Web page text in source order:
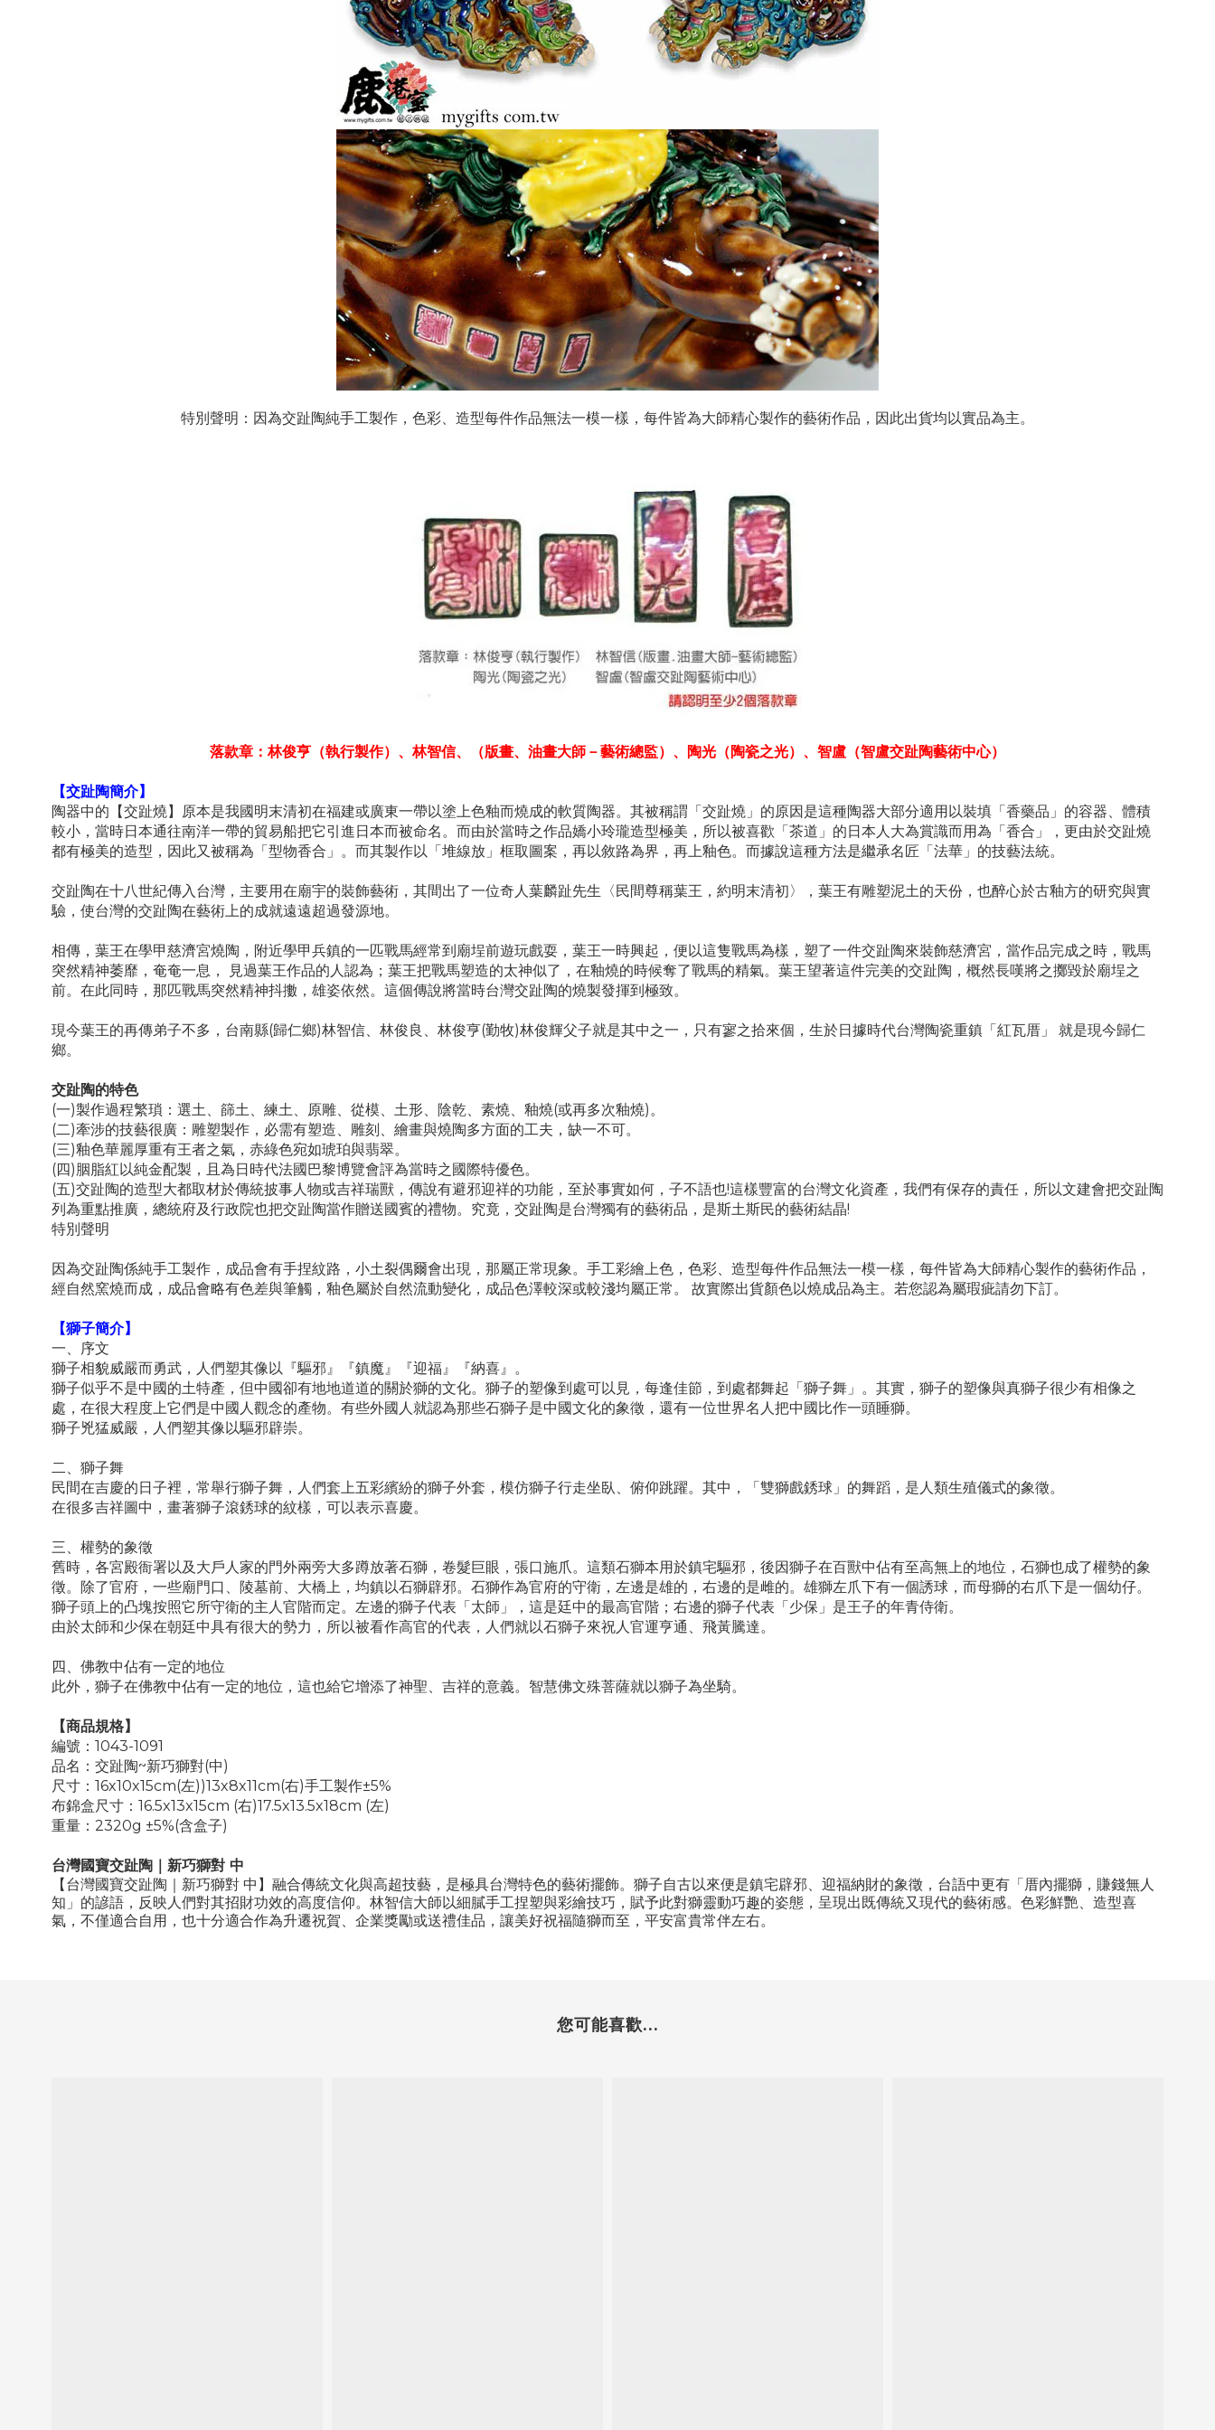
特別聲明：因為交趾陶純手工製作，色彩、造型每件作品無法一模一樣，每件皆為大師精心製作的藝術作品，因此出貨均以實品為主。
落款章：林俊亨（執行製作）、林智信、（版畫、油畫大師－藝術總監）、陶光（陶瓷之光）、智盧（智盧交趾陶藝術中心）
【交趾陶簡介】
陶器中的【交趾燒】原本是我國明末清初在福建或廣東一帶以塗上色釉而燒成的軟質陶器。其被稱謂「交趾燒」的原因是這種陶器大部分適用以裝填「香藥品」的容器、體積
較小，當時日本通往南洋一帶的貿易船把它引進日本而被命名。而由於當時之作品嬌小玲瓏造型極美，所以被喜歡「茶道」的日本人大為賞識而用為「香合」，更由於交趾燒
都有極美的造型，因此又被稱為「型物香合」。而其製作以「堆線放」框取圖案，再以敘路為界，再上釉色。而據說這種方法是繼承名匠「法華」的技藝法統。
交趾陶在十八世紀傳入台灣，主要用在廟宇的裝飾藝術，其間出了一位奇人葉麟趾先生〈民間尊稱葉王，約明末清初〉，葉王有雕塑泥土的天份，也醉心於古釉方的研究與實
驗，使台灣的交趾陶在藝術上的成就遠遠超過發源地。
相傳，葉王在學甲慈濟宮燒陶，附近學甲兵鎮的一匹戰馬經常到廟埕前遊玩戲耍，葉王一時興起，便以這隻戰馬為樣，塑了一件交趾陶來裝飾慈濟宮，當作品完成之時，戰馬
突然精神萎靡，奄奄一息， 見過葉王作品的人認為；葉王把戰馬塑造的太神似了，在釉燒的時候奪了戰馬的精氣。葉王望著這件完美的交趾陶，概然長嘆將之擲毀於廟埕之
前。在此同時，那匹戰馬突然精神抖擻，雄姿依然。這個傳說將當時台灣交趾陶的燒製發揮到極致。
現今葉王的再傳弟子不多，台南縣(歸仁鄉)林智信、林俊良、林俊亨(勤牧)林俊輝父子就是其中之一，只有寥之拾來個，生於日據時代台灣陶瓷重鎮「紅瓦厝」 就是現今歸仁
鄉。
交趾陶的特色
(一)製作過程繁瑣：選土、篩土、練土、原雕、從模、土形、陰乾、素燒、釉燒(或再多次釉燒)。
(二)牽涉的技藝很廣：雕塑製作，必需有塑造、雕刻、繪畫與燒陶多方面的工夫，缺一不可。
(三)釉色華麗厚重有王者之氣，赤綠色宛如琥珀與翡翠。
(四)胭脂紅以純金配製，且為日時代法國巴黎博覽會評為當時之國際特優色。
(五)交趾陶的造型大都取材於傳統披事人物或吉祥瑞獸，傳說有避邪迎祥的功能，至於事實如何，子不語也!這樣豐富的台灣文化資產，我們有保存的責任，所以文建會把交趾陶
列為重點推廣，總統府及行政院也把交趾陶當作贈送國賓的禮物。究竟，交趾陶是台灣獨有的藝術品，是斯土斯民的藝術結晶!
特別聲明
因為交趾陶係純手工製作，成品會有手捏紋路，小土裂偶爾會出現，那屬正常現象。手工彩繪上色，色彩、造型每件作品無法一模一樣，每件皆為大師精心製作的藝術作品，
經自然窯燒而成，成品會略有色差與筆觸，釉色屬於自然流動變化，成品色澤較深或較淺均屬正常。 故實際出貨顏色以燒成品為主。若您認為屬瑕疵請勿下訂。
【獅子簡介】
一、序文
獅子相貌威嚴而勇武，人們塑其像以『驅邪』『鎮魔』『迎福』『納喜』。
獅子似乎不是中國的土特產，但中國卻有地地道道的關於獅的文化。獅子的塑像到處可以見，每逢佳節，到處都舞起「獅子舞」。其實，獅子的塑像與真獅子很少有相像之
處，在很大程度上它們是中國人觀念的產物。有些外國人就認為那些石獅子是中國文化的象徵，還有一位世界名人把中國比作一頭睡獅。
獅子兇猛威嚴，人們塑其像以驅邪辟崇。
二、獅子舞
民間在吉慶的日子裡，常舉行獅子舞，人們套上五彩繽紛的獅子外套，模仿獅子行走坐臥、俯仰跳躍。其中，「雙獅戲銹球」的舞蹈，是人類生殖儀式的象徵。
在很多吉祥圖中，畫著獅子滾銹球的紋樣，可以表示喜慶。
三、權勢的象徵
舊時，各宮殿衙署以及大戶人家的門外兩旁大多蹲放著石獅，卷髮巨眼，張口施爪。這類石獅本用於鎮宅驅邪，後因獅子在百獸中佔有至高無上的地位，石獅也成了權勢的象
徵。除了官府，一些廟門口、陵墓前、大橋上，均鎮以石獅辟邪。石獅作為官府的守衛，左邊是雄的，右邊的是雌的。雄獅左爪下有一個誘球，而母獅的右爪下是一個幼仔。
獅子頭上的凸塊按照它所守衛的主人官階而定。左邊的獅子代表「太師」，這是廷中的最高官階；右邊的獅子代表「少保」是王子的年青侍衛。
由於太師和少保在朝廷中具有很大的勢力，所以被看作高官的代表，人們就以石獅子來祝人官運亨通、飛黃騰達。
四、佛教中佔有一定的地位
此外，獅子在佛教中佔有一定的地位，這也給它增添了神聖、吉祥的意義。智慧佛文殊菩薩就以獅子為坐騎。
【商品規格】
編號：1043-1091
品名：交趾陶~新巧獅對(中)
尺寸：16x10x15cm(左))13x8x11cm(右)手工製作±5%
布錦盒尺寸：16.5x13x15cm (右)17.5x13.5x18cm (左)
重量：2320g ±5%(含盒子)
台灣國寶交趾陶｜新巧獅對 中
【台灣國寶交趾陶｜新巧獅對 中】融合傳統文化與高超技藝，是極具台灣特色的藝術擺飾。獅子自古以來便是鎮宅辟邪、迎福納財的象徵，台語中更有「厝內擺獅，賺錢無人
知」的諺語，反映人們對其招財功效的高度信仰。林智信大師以細膩手工捏塑與彩繪技巧，賦予此對獅靈動巧趣的姿態，呈現出既傳統又現代的藝術感。色彩鮮艷、造型喜
氣，不僅適合自用，也十分適合作為升遷祝賀、企業獎勵或送禮佳品，讓美好祝福隨獅而至，平安富貴常伴左右。
您可能喜歡...